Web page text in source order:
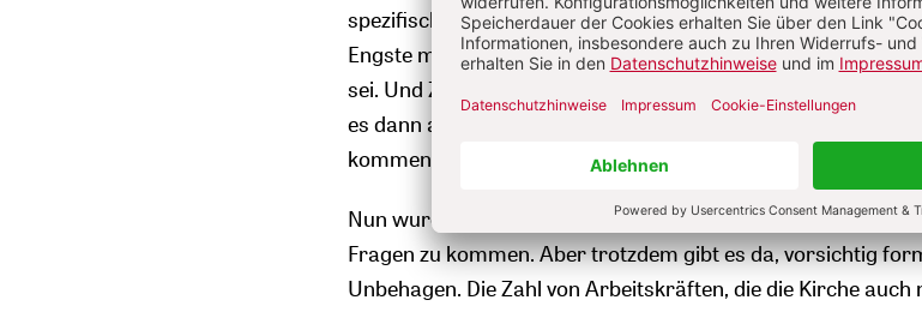
spezifisches kirchliches Arbeitsrecht? Die Beantwortung
Engste mit derjenigen zusammen, die danach fragt, was
sei. Und Zweitens: Wenn wir ein spezifisches kirchliches
es dann ausgestaltet sein, damit überhaupt etwas
kommen kann?
Nun wurde und wird schon einiges unternommen, um zu
Fragen zu kommen. Aber trotzdem gibt es da, vorsichtig
Unbehagen. Die Zahl von Arbeitskräften, die die Kirche